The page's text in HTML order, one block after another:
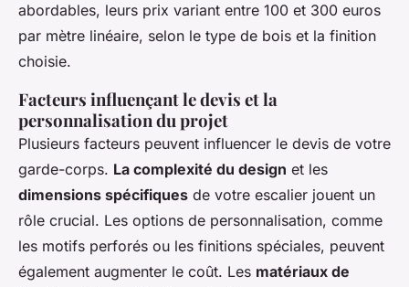
abordables, leurs prix variant entre 100 et 300 euros
par mètre linéaire, selon le type de bois et la finition
choisie.
Facteurs influençant le devis et la
personnalisation du projet
Plusieurs facteurs peuvent influencer le devis de votre
garde-corps. La complexité du design et les
dimensions spécifiques de votre escalier jouent un
rôle crucial. Les options de personnalisation, comme
les motifs perforés ou les finitions spéciales, peuvent
également augmenter le coût. Les matériaux de